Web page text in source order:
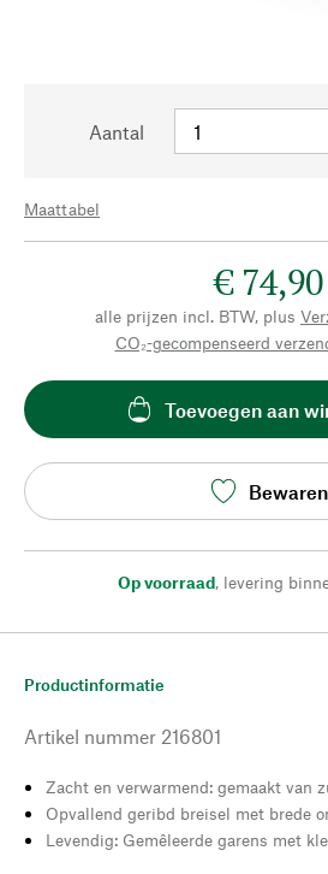
Aantal
Maattabel
€ 74,90
alle prijzen incl. BTW, plus
CO₂-gecompenseerd
Toevoegen aan
Bewaren
Op voorraad, levering
Productinformatie
Artikel nummer 216801
Zacht en verwarmend: gemaakt van
Opvallend geribd breisel met brede
Levendig: Gemêleerde garens met